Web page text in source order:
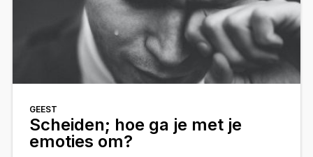
GEEST
Scheiden; hoe ga je met je
emoties om?